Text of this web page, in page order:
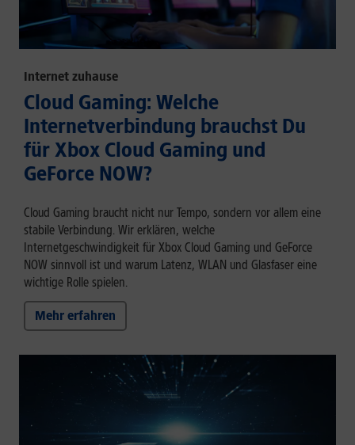
Internet zuhause
Cloud Gaming: Welche
Internetverbindung brauchst Du
für Xbox Cloud Gaming und
GeForce NOW?
Cloud Gaming braucht nicht nur Tempo, sondern vor allem eine
stabile Verbindung. Wir erklären, welche
Internetgeschwindigkeit für Xbox Cloud Gaming und GeForce
NOW sinnvoll ist und warum Latenz, WLAN und Glasfaser eine
wichtige Rolle spielen.
Mehr erfahren